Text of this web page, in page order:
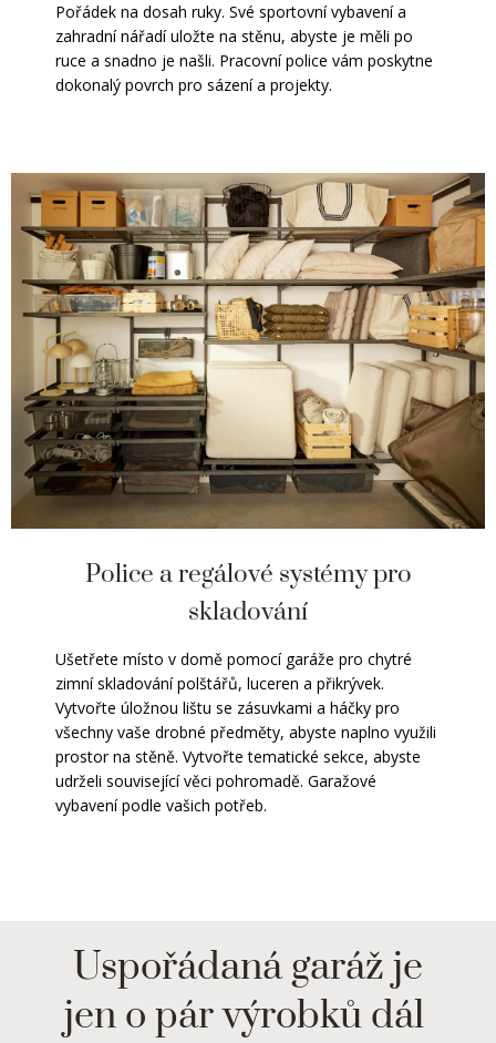
Pořádek na dosah ruky. Své sportovní vybavení a
zahradní nářadí uložte na stěnu, abyste je měli po
ruce a snadno je našli. Pracovní police vám poskytne
dokonalý povrch pro sázení a projekty.
Police a regálové systémy pro
skladování
Ušetřete místo v domě pomocí garáže pro chytré
zimní skladování polštářů, luceren a přikrývek.
Vytvořte úložnou lištu se zásuvkami a háčky pro
všechny vaše drobné předměty, abyste naplno využili
prostor na stěně. Vytvořte tematické sekce, abyste
udrželi související věci pohromadě. Garažové
vybavení podle vašich potřeb.
Uspořádaná garáž je
jen o pár výrobků dál